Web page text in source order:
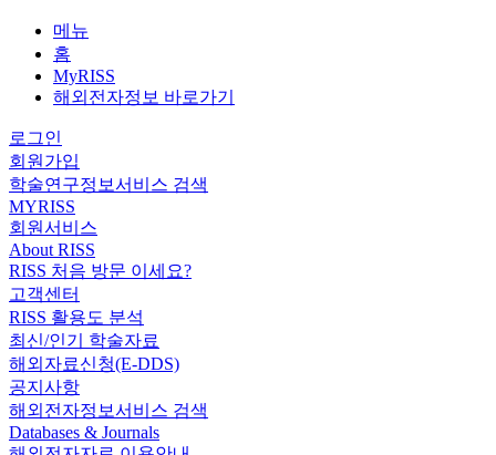
메뉴
홈
MyRISS
해외전자정보 바로가기
로그인
회원가입
학술연구정보서비스 검색
MYRISS
회원서비스
About RISS
RISS 처음 방문 이세요?
고객센터
RISS 활용도 분석
최신/인기 학술자료
해외자료신청(E-DDS)
공지사항
해외전자정보서비스 검색
Databases & Journals